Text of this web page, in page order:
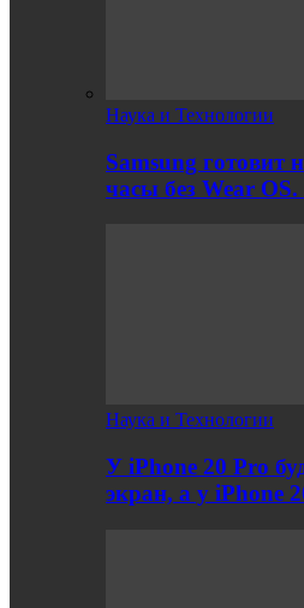
Наука и Технологии
Samsung
часы без Wear
Наука и Технологии
У iPhone 20 Pro
экран, а у iPhone